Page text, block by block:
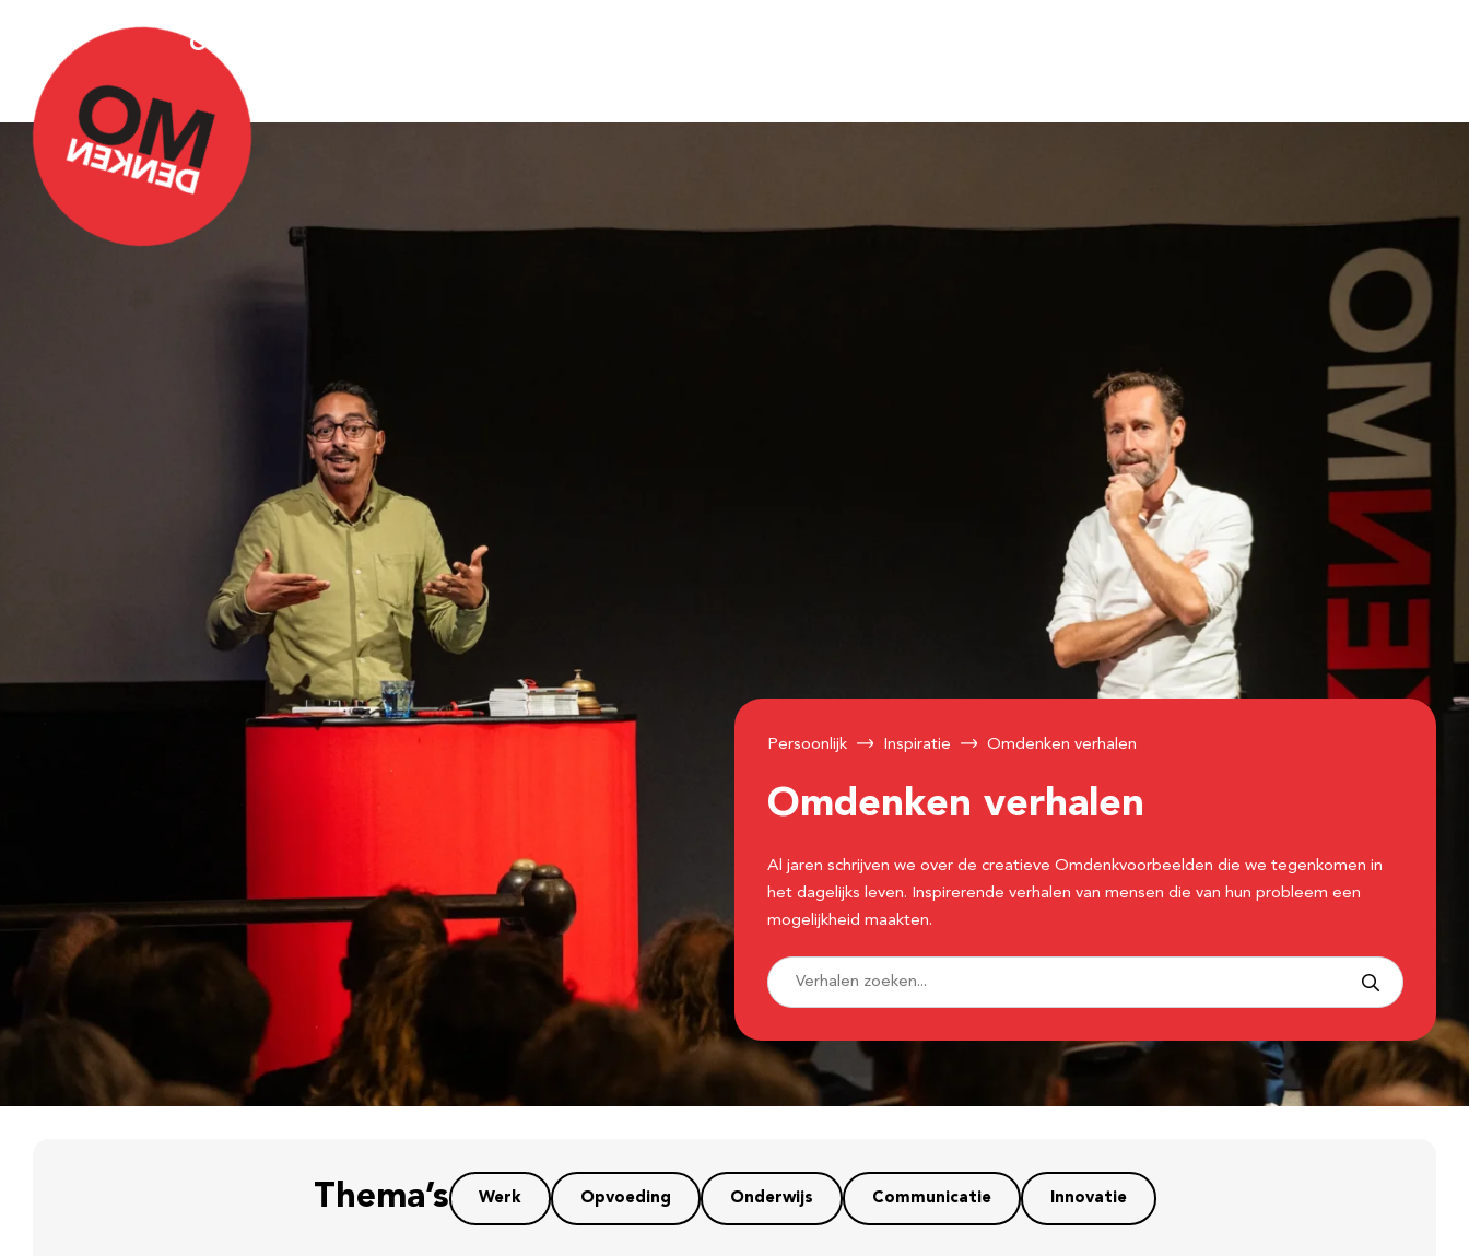
Over Omdenken
Persoonlijk Inspiratie Omdenken verhalen
Omdenken verhalen
Al jaren schrijven we over de creatieve Omdenkvoorbeelden die we tegenkomen in
het dagelijks leven. Inspirerende verhalen van mensen die van hun probleem een
mogelijkheid maakten.
Thema’s Werk Opvoeding Onderwijs Communicatie Innovatie